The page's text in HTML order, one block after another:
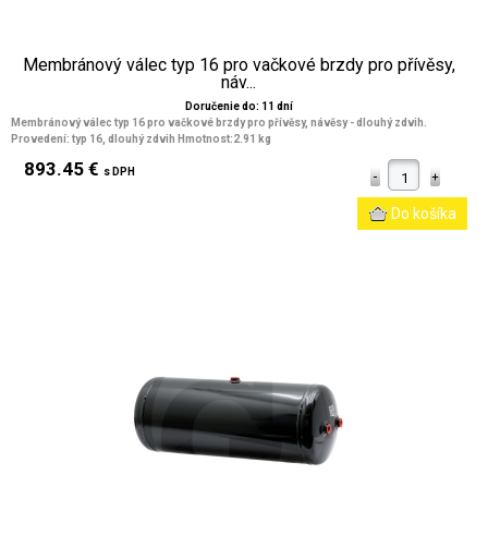
Membránový válec typ 16 pro vačkové brzdy pro přívěsy,
náv...
Doručenie do: 11 dní
Membránový válec typ 16 pro vačkové brzdy pro přívěsy, návěsy - dlouhý zdvih.
Provedení: typ 16, dlouhý zdvih Hmotnost:2.91 kg
893.45 € s DPH